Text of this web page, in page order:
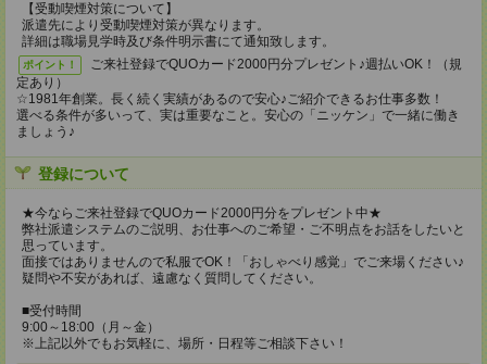
【受動喫煙対策について】
派遣先により受動喫煙対策が異なります。
詳細は職場見学時及び条件明示書にて通知致します。
ポイント！
ご来社登録でQUOカード2000円分プレゼント♪週払いOK！（規
定あり）
☆1981年創業。長く続く実績があるので安心♪ご紹介できるお仕事多数！
選べる条件が多いって、実は重要なこと。安心の「ニッケン」で一緒に働き
ましょう♪
登録について
★今ならご来社登録でQUOカード2000円分をプレゼント中★
弊社派遣システムのご説明、お仕事へのご希望・ご不明点をお話をしたいと
思っています。
面接ではありませんので私服でOK！「おしゃべり感覚」でご来場ください♪
疑問や不安があれば、遠慮なく質問してください。
■受付時間
9:00～18:00（月～金）
※上記以外でもお気軽に、場所・日程等ご相談下さい！